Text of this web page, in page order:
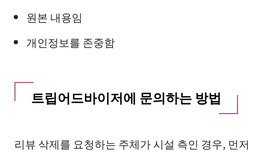
원본 내용임
개인정보를 존중함
트립어드바이저에 문의하는 방법
리뷰 삭제를 요청하는 주체가 시설 측인 경우, 먼저